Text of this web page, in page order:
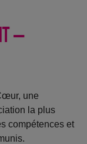
–
une
la plus
compétences et